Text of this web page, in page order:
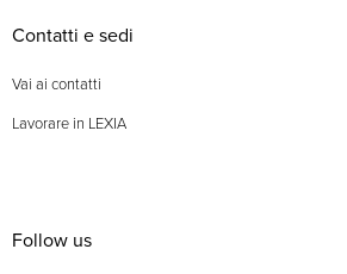
Contatti e sedi
Vai ai contatti
Lavorare in LEXIA
Follow us